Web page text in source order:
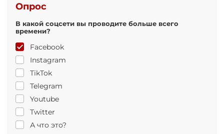
Опрос
В какой соцсети вы проводите больше всего
времени?
Facebook
Instagram
TikTok
Telegram
Youtube
Twitter
А что это?